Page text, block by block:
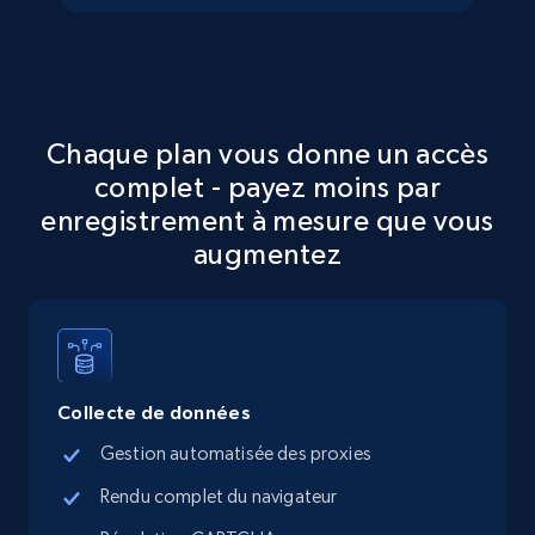
Google Maps full information
Place id, URL, Country, Name, Category,
Address, Description, Business details, and
13.2K+
Google Maps full information - discover
Place id, URL, Country, Name, Category,
Chaque plan vous donne un accès
complet - payez moins par
enregistrement à mesure que vous
augmentez
Collecte de données
Gestion automatisée des proxies
Rendu complet du navigateur